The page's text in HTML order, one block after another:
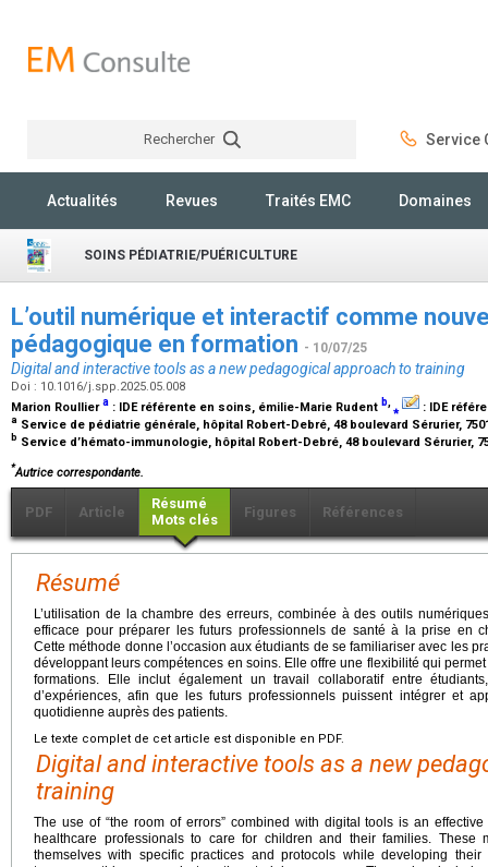
Rechercher Service
Actualités Revues Traités EMC Domaines
SOINS PÉDIATRIE/PUÉRICULTURE
L’outil numérique et interactif comme
pédagogique en formation - 10/07/25
Digital and interactive tools as a new pedagogical approach to training
Doi : 10.1016/j.spp.2025.05.008
Marion Roulliera : IDE référente en soins, émilie-Marie Rudent b,⁎ : IDE
a Service de pédiatrie générale, hôpital Robert-Debré, 48 boulevard Sérurier,
b Service d’hémato-immunologie, hôpital Robert-Debré, 48 boulevard Sérurier,
*Autrice correspondante.
PDF Article
Résumé
Mots clés
Figures Références
Résumé
L’utilisation de la chambre des erreurs, combinée à des outils
efficace pour préparer les futurs professionnels de santé à la prise en
Cette méthode donne l’occasion aux étudiants de se familiariser avec les
développant leurs compétences en soins. Elle offre une flexibilité qui
formations. Elle inclut également un travail collaboratif entre
d’expériences, afin que les futurs professionnels puissent intégrer et
quotidienne auprès des patients.
Le texte complet de cet article est disponible en PDF.
Digital and interactive tools as a new
training
The use of “the room of errors” combined with digital tools is an
healthcare professionals to care for children and their families. These
themselves with specific practices and protocols while developing